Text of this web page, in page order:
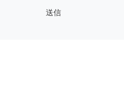
送信